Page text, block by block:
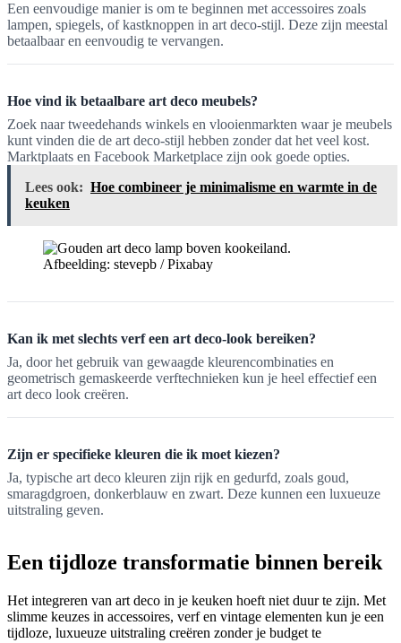
Een eenvoudige manier is om te beginnen met accessoires zoals
lampen, spiegels, of kastknoppen in art deco-stijl. Deze zijn meestal
betaalbaar en eenvoudig te vervangen.
Hoe vind ik betaalbare art deco meubels?
Zoek naar tweedehands winkels en vlooienmarkten waar je meubels
kunt vinden die de art deco-stijl hebben zonder dat het veel kost.
Marktplaats en Facebook Marketplace zijn ook goede opties.
Lees ook: Hoe combineer je minimalisme en warmte in de
keuken
Afbeelding: stevepb / Pixabay
Kan ik met slechts verf een art deco-look bereiken?
Ja, door het gebruik van gewaagde kleurencombinaties en
geometrisch gemaskeerde verftechnieken kun je heel effectief een
art deco look creëren.
Zijn er specifieke kleuren die ik moet kiezen?
Ja, typische art deco kleuren zijn rijk en gedurfd, zoals goud,
smaragdgroen, donkerblauw en zwart. Deze kunnen een luxueuze
uitstraling geven.
Een tijdloze transformatie binnen bereik
Het integreren van art deco in je keuken hoeft niet duur te zijn. Met
slimme keuzes in accessoires, verf en vintage elementen kun je een
tijdloze, luxueuze uitstraling creëren zonder je budget te